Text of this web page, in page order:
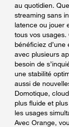
au quotidien.
streaming sans
latence ou jouer
tous vos
bénéficiez
avec plusieurs
besoin de
une stabilité
aussi de
Domotique,
plus fluide et
les usages
Avec Orange,